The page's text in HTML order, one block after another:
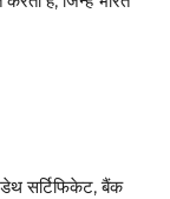
डेथ सर्टिफिकेट, बैंक